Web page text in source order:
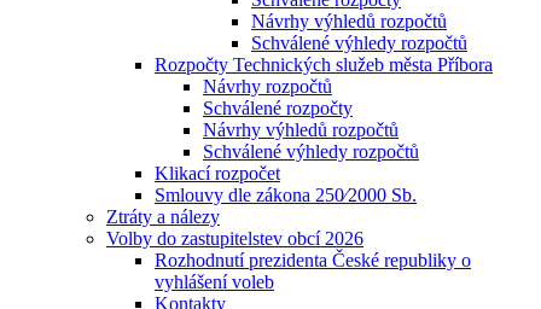
Návrhy výhledů rozpočtů
Schválené výhledy rozpočtů
Rozpočty Technických služeb města Příbora
Návrhy rozpočtů
Schválené rozpočty
Návrhy výhledů rozpočtů
Schválené výhledy rozpočtů
Klikací rozpočet
Smlouvy dle zákona 250⁄2000 Sb.
Ztráty a nálezy
Volby do zastupitelstev obcí 2026
Rozhodnutí prezidenta České republiky o
vyhlášení voleb
Kontakty